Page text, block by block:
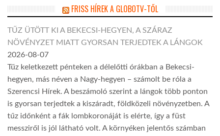
FRISS HÍREK A GLOBOTV-TŐL
TŰZ ÜTÖTT KI A BEKECSI-HEGYEN, A SZÁRAZ
NÖVÉNYZET MIATT GYORSAN TERJEDTEK A LÁNGOK
2026-08-07
Tűz keletkezett pénteken a délelőtti órákban a Bekecsi-
hegyen, más néven a Nagy-hegyen – számolt be róla a
Szerencsi Hírek. A beszámoló szerint a lángok több ponton
is gyorsan terjedtek a kiszáradt, földközeli növényzetben. A
tűz időnként a fák lombkoronáját is elérte, így a füst
messziről is jól látható volt. A környéken jelentős számban